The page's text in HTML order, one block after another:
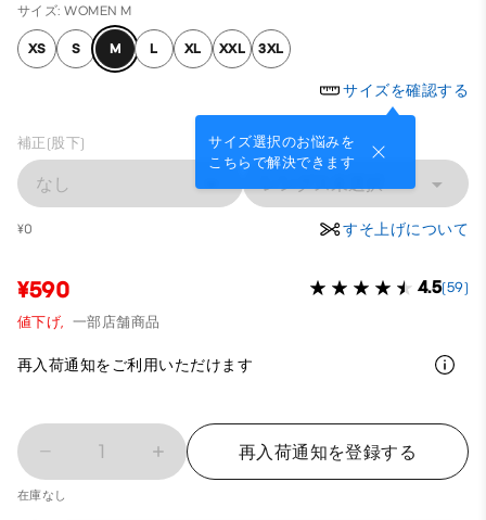
サイズ: WOMEN M
XS S M L XL XXL 3XL
サイズを確認する
サイズ選択のお悩みを
こちらで解決できます
補正(股下)
なし レングス未選択
¥0 すそ上げについて
¥590 4.5(59)
値下げ, 一部店舗商品
再入荷通知をご利用いただけます
1 再入荷通知を登録する
在庫なし